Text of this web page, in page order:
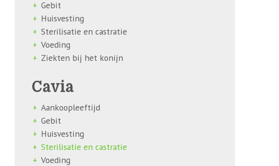
Gebit
Huisvesting
Sterilisatie en castratie
Voeding
Ziekten bij het konijn
Cavia
Aankoopleeftijd
Gebit
Huisvesting
Sterilisatie en castratie
Voeding